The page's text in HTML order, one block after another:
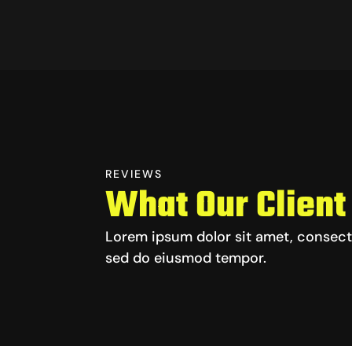
REVIEWS
What Our
Lorem ipsum dolor sit amet,
sed do eiusmod tempor.